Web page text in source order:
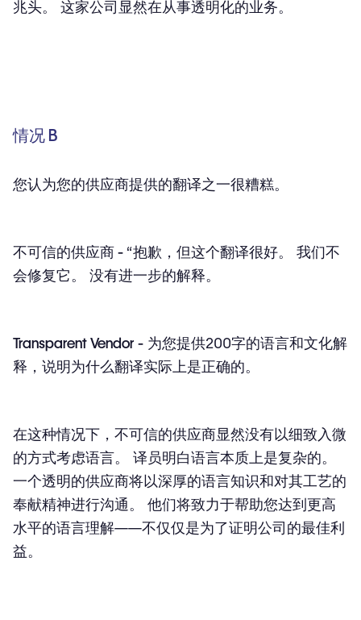
兆头。 这家公司显然在从事透明化的业务。
情况 B
您认为您的供应商提供的翻译之一很糟糕。
不可信的供应商 - “抱歉，但这个翻译很好。 我们不
会修复它。 没有进一步的解释。
Transparent Vendor - 为您提供200字的语言和文化解
释，说明为什么翻译实际上是正确的。
在这种情况下，不可信的供应商显然没有以细致入微
的方式考虑语言。 译员明白语言本质上是复杂的。
一个透明的供应商将以深厚的语言知识和对其工艺的
奉献精神进行沟通。 他们将致力于帮助您达到更高
水平的语言理解——不仅仅是为了证明公司的最佳利
益。